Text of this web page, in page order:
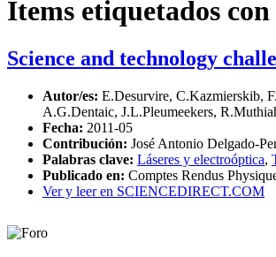
Ítems etiquetados
Science and technology
Autor/es: E.Desurvire, C.Kazmierskib,
A.G.Dentaic, J.L.Pleumeekers,
Fecha: 2011-05
Contribución: José Antonio Delgado-
Palabras clave: Láseres y electroóptica,
Publicado en: Comptes Rendus
Ver y leer en SCIENCEDIRECT.COM